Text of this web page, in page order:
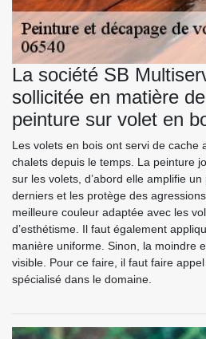
La société SB
sollicitée en matière
peinture sur volet en
Les volets en bois ont servi de cache
chalets depuis le temps. La peinture
sur les volets, d’abord elle amplifie
derniers et les protège des
meilleure couleur adaptée avec les
d’esthétisme. Il faut également
manière uniforme. Sinon, la moindre
visible. Pour ce faire, il faut faire
spécialisé dans le domaine.